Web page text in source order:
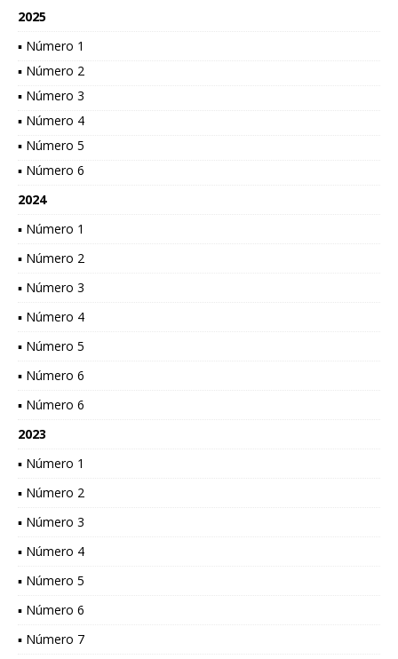
2025
▪ Número 1
▪ Número 2
▪ Número 3
▪ Número 4
▪ Número 5
▪ Número 6
2024
▪ Número 1
▪ Número 2
▪ Número 3
▪ Número 4
▪ Número 5
▪ Número 6
▪ Número 6
2023
▪ Número 1
▪ Número 2
▪ Número 3
▪ Número 4
▪ Número 5
▪ Número 6
▪ Número 7